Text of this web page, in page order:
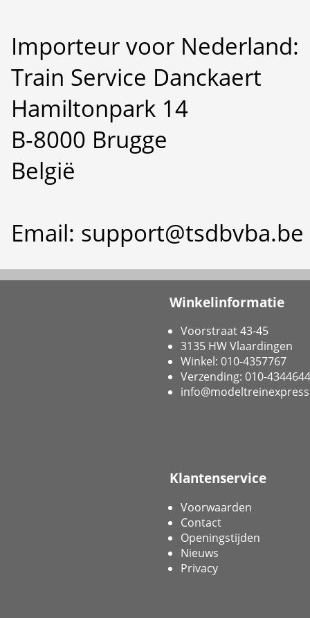
Importeur voor Nederland:
Train Service Danckaert
Hamiltonpark 14
B-8000 Brugge
België
Email: support@tsdbvba.be
Winkelinformatie
Voorstraat 43-45
3135 HW Vlaardingen
Winkel: 010-4357767
Verzending: 010-4344644
Klantenservice
Voorwaarden
Contact
Openingstijden
Nieuws
Privacy